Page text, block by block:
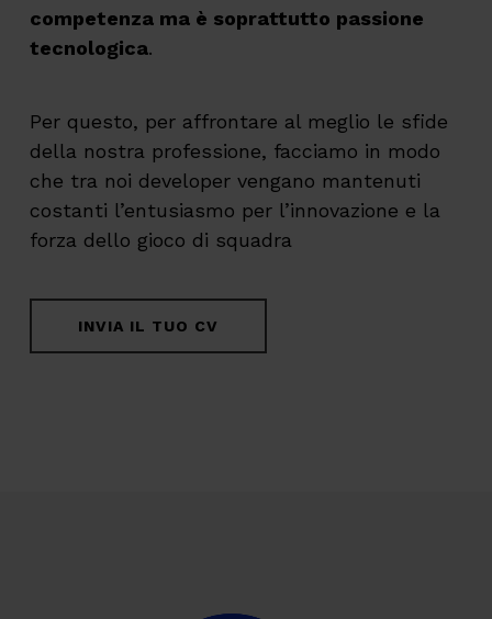
competenza ma è soprattutto passione
tecnologica.
Per questo, per affrontare al meglio le sfide
della nostra professione, facciamo in modo
che tra noi developer vengano mantenuti
costanti l’entusiasmo per l’innovazione e la
forza dello gioco di squadra
INVIA IL TUO CV